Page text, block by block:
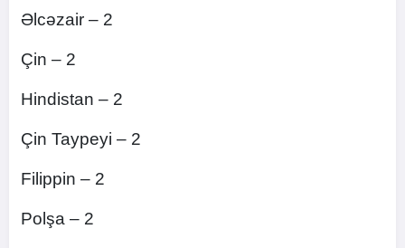
Əlcəzair – 2
Çin – 2
Hindistan – 2
Çin Taypeyi – 2
Filippin – 2
Polşa – 2